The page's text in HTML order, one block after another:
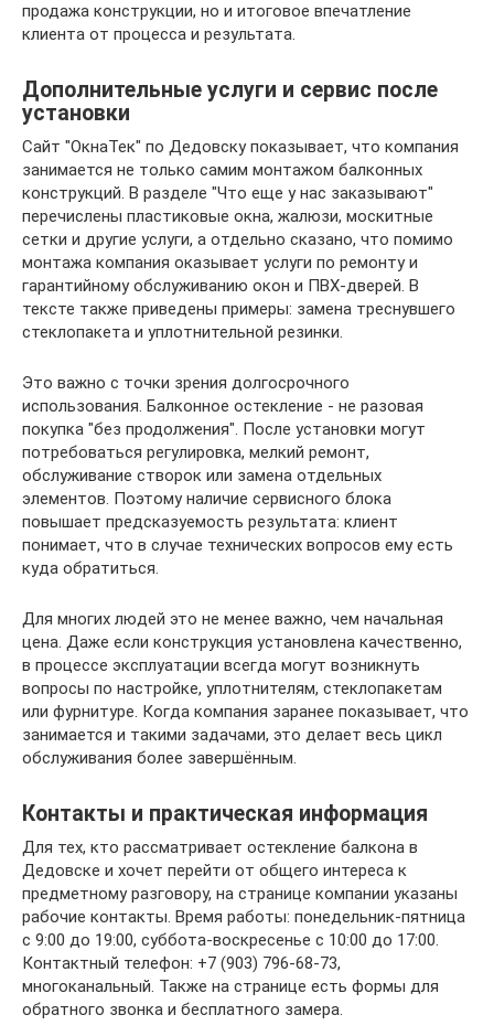
продажа конструкции, но и итоговое впечатление
клиента от процесса и результата.
Дополнительные услуги и сервис после
установки
Сайт "ОкнаТек" по Дедовску показывает, что компания
занимается не только самим монтажом балконных
конструкций. В разделе "Что еще у нас заказывают"
перечислены пластиковые окна, жалюзи, москитные
сетки и другие услуги, а отдельно сказано, что помимо
монтажа компания оказывает услуги по ремонту и
гарантийному обслуживанию окон и ПВХ-дверей. В
тексте также приведены примеры: замена треснувшего
стеклопакета и уплотнительной резинки.
Это важно с точки зрения долгосрочного
использования. Балконное остекление - не разовая
покупка "без продолжения". После установки могут
потребоваться регулировка, мелкий ремонт,
обслуживание створок или замена отдельных
элементов. Поэтому наличие сервисного блока
повышает предсказуемость результата: клиент
понимает, что в случае технических вопросов ему есть
куда обратиться.
Для многих людей это не менее важно, чем начальная
цена. Даже если конструкция установлена качественно,
в процессе эксплуатации всегда могут возникнуть
вопросы по настройке, уплотнителям, стеклопакетам
или фурнитуре. Когда компания заранее показывает, что
занимается и такими задачами, это делает весь цикл
обслуживания более завершённым.
Контакты и практическая информация
Для тех, кто рассматривает остекление балкона в
Дедовске и хочет перейти от общего интереса к
предметному разговору, на странице компании указаны
рабочие контакты. Время работы: понедельник-пятница
с 9:00 до 19:00, суббота-воскресенье с 10:00 до 17:00.
Контактный телефон: +7 (903) 796-68-73,
многоканальный. Также на странице есть формы для
обратного звонка и бесплатного замера.